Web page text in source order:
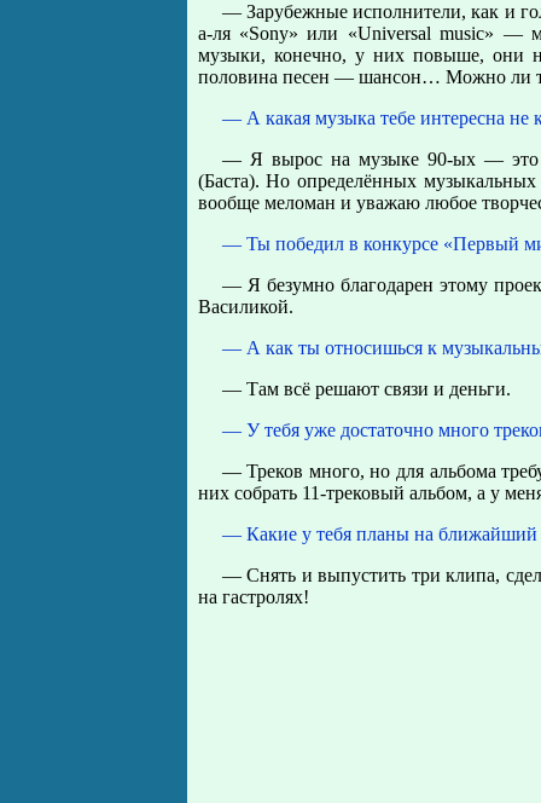
— Зарубежные исполнители, как и
а-ля «Sony» или «Universal music» —
музыки, конечно, у них повыше, они
половина песен — шансон… Можно ли
— А какая музыка тебе интересна не
— Я вырос на музыке 90-ых — это
(Баста). Но определённых
вообще меломан и уважаю любое
— Ты победил в конкурсе «Первый
— Я безумно благодарен этому
Василикой.
— А как ты относишься к
— Там всё решают связи и деньги.
— У тебя уже достаточно много
— Треков много, но для альбома
них собрать 11-трековый альбом, а у
— Какие у тебя планы на ближайший
— Снять и выпустить три клипа,
на гастролях!